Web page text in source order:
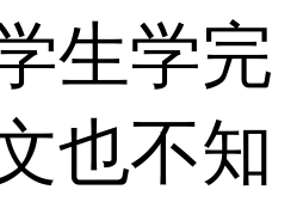
生学完
也不知